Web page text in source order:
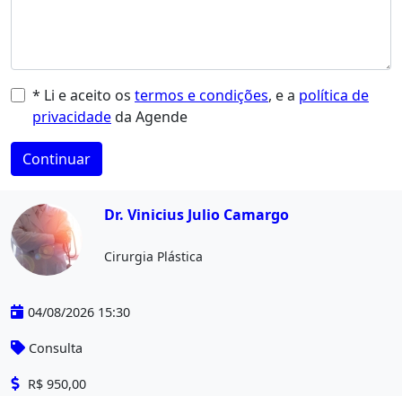
* Li e aceito os termos e condições, e a política de
privacidadeda Agende
Continuar
Dr. Vinicius Julio Camargo
Cirurgia Plástica
04/08/2026 15:30
Consulta
R$ 950,00